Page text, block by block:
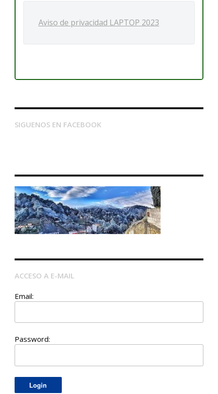
Aviso de privacidad LAPTOP 2023
SIGUENOS EN FACEBOOK
ACCESO A E-MAIL
Email:
Password: